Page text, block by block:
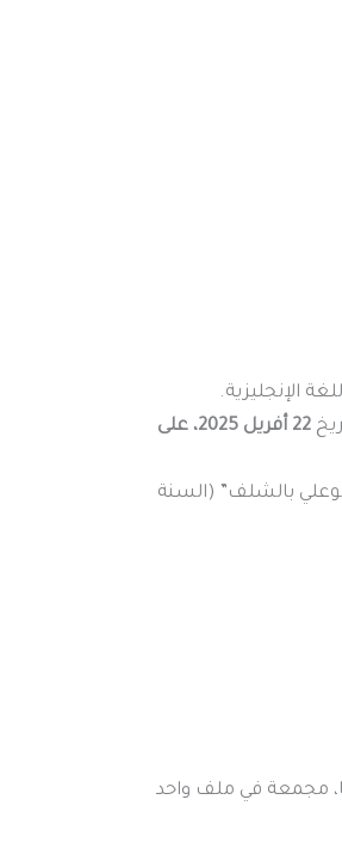
الإنجليزية.
22 أفريل 2025، على
بالشلف” (السنة
مجمعة في ملف واحد